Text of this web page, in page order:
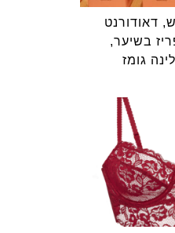
דאודורנט
בשיער,
גומז